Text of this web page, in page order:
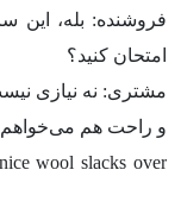
امتحان کنید؟
مشتری: نه نیازی
و راحت هم
wool slacks over